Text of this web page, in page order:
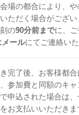
場の都合により、
ただく場合がござ
の90分前までに、
ールにてご連絡いた
完了後、お客様都
参加費と同額のキ
申込された場合は
お支払いいただきま